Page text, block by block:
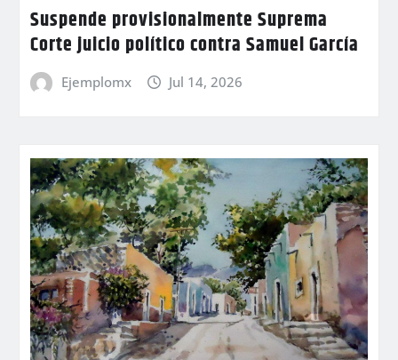
Suspende provisionalmente Suprema
Corte juicio político contra Samuel García
Ejemplomx Jul 14, 2026